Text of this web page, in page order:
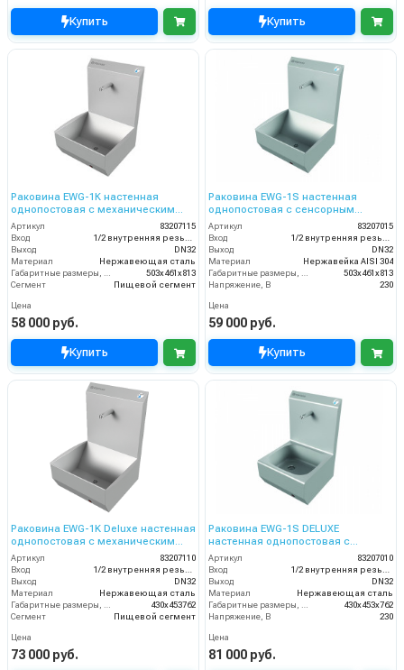
Купить Купить
Раковина EWG-1К настенная
однопостовая с механическим
включением, нерж. сталь, прям.
чаша
Артикул
83207115
Вход
1/2 внутренняя резьба
Выход
DN32
Материал
Нержавеющая сталь
Габаритные размеры, мм
503x461x813
Сегмент
Пищевой сегмент
Цена
58 000 руб.
Купить
Раковина EWG-1S настенная
однопостовая с сенсорным
включением, нерж. сталь, прям.
чаша
Артикул
83207015
Вход
1/2 внутренняя резьба
Выход
DN32
Материал
Нержавейка AISI 304
Габаритные размеры, мм
503x461x813
Напряжение, В
230
Цена
59 000 руб.
Купить
Раковина EWG-1K Deluxe настенная
однопостовая с механическим
включением, нерж. сталь
Артикул
83207110
Вход
Выход
DN32
Материал
Нержавеющая сталь
430x453762
Сегмент
Пищевой сегмент
Цена
73 000 руб.
Раковина EWG-1S DELUXE
настенная однопостовая с
сенсорным включением, нерж.
сталь, кругл. чаша
Артикул
83207010
Вход
Выход
DN32
Материал
Нержавеющая сталь
430x453x762
Напряжение, В
230
Цена
81 000 руб.